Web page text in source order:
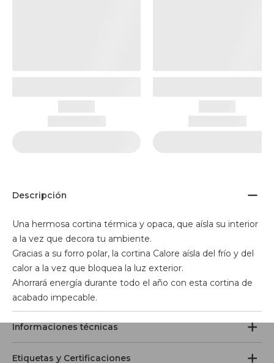
Descripción
Una hermosa cortina térmica y opaca, que aísla su interior
a la vez que decora tu ambiente.
Gracias a su forro polar, la cortina Calore aísla del frío y del
calor a la vez que bloquea la luz exterior.
Ahorrará energía durante todo el año con esta cortina de
acabado impecable.
Informaciones técnicas
Etiquetas y Certificaciones